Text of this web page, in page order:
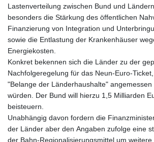
Lastenverteilung zwischen Bund und
besonders die Stärkung des öffentlichen
Finanzierung von Integration und
sowie die Entlastung der Krankenhäuser
Energiekosten.
Konkret bekennen sich die Länder zu der
Nachfolgeregelung für das Neun-Euro-
"Belange der Länderhaushalte"
würden. Der Bund will hierzu 1,5 Milliarden
beisteuern.
Unabhängig davon fordern die
der Länder aber den Angaben zufolge eine
der Bahn-Regionalisierungsmittel um